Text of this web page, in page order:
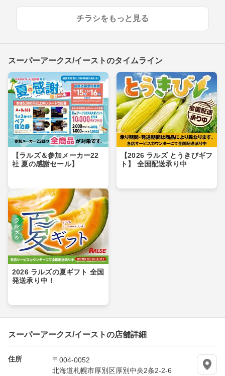
チラシをもっと見る
スーパーアークス/イーストのタイムライン
【ラルズ＆参加メーカー22
社 夏の感謝セール】
【2026 ラルズ とうきびギフ
ト】 全国配送承り中
2026 ラルズの夏ギフト 全国
発送承り中！
スーパーアークス/イーストの店舗詳細
住所
〒004-0052
北海道札幌市厚別区厚別中央2条2-2-6